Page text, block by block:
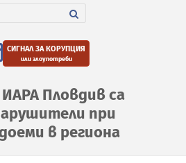
СИГНАЛ ЗА КОРУПЦИЯ
или злоупотреби
Пловдив са
при
в региона